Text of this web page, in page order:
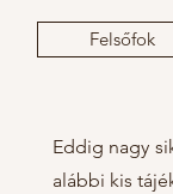
Felsőfok
Eddig nagy
alábbi kis